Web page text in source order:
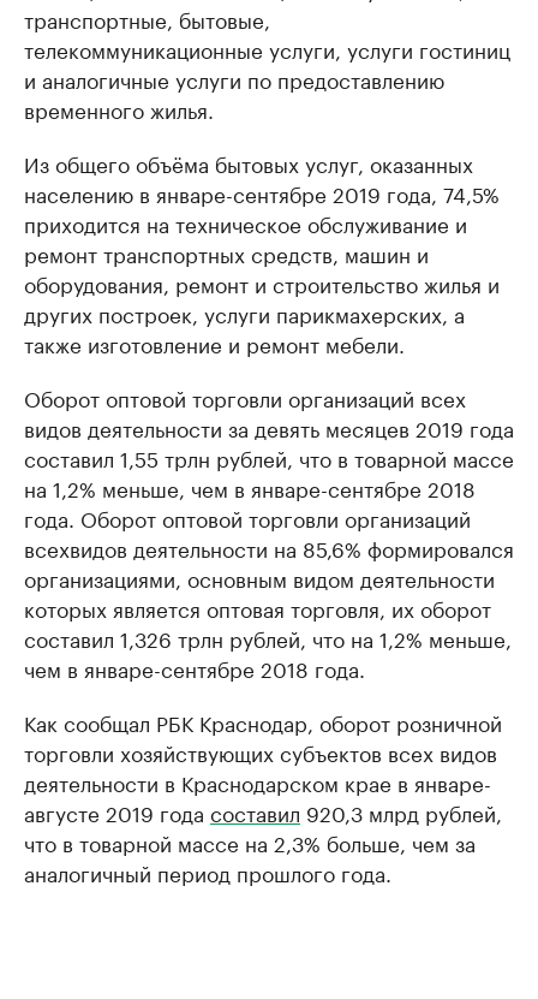
транспортные, бытовые,
телекоммуникационные услуги, услуги гостиниц
и аналогичные услуги по предоставлению
временного жилья.
Из общего объёма бытовых услуг, оказанных
населению в январе-сентябре 2019 года, 74,5%
приходится на техническое обслуживание и
ремонт транспортных средств, машин и
оборудования, ремонт и строительство жилья и
других построек, услуги парикмахерских, а
также изготовление и ремонт мебели.
Оборот оптовой торговли организаций всех
видов деятельности за девять месяцев 2019 года
составил 1,55 трлн рублей, что в товарной массе
на 1,2% меньше, чем в январе-сентябре 2018
года. Оборот оптовой торговли организаций
всехвидов деятельности на 85,6% формировался
организациями, основным видом деятельности
которых является оптовая торговля, их оборот
составил 1,326 трлн рублей, что на 1,2% меньше,
чем в январе-сентябре 2018 года.
Как сообщал РБК Краснодар, оборот розничной
торговли хозяйствующих субъектов всех видов
деятельности в Краснодарском крае в январе-
августе 2019 года составил 920,3 млрд рублей,
что в товарной массе на 2,3% больше, чем за
аналогичный период прошлого года.